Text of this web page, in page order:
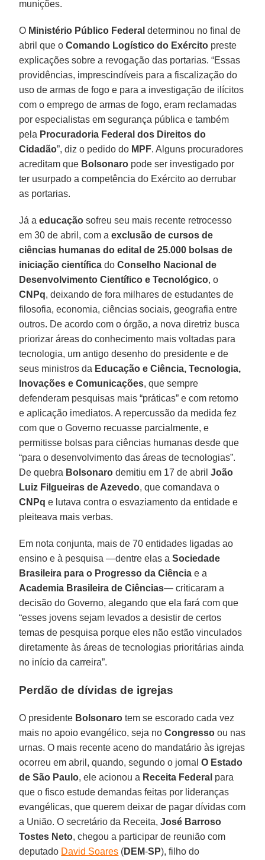
munições.
O Ministério Público Federal determinou no final de
abril que oComando Logístico do Exército preste
explicações sobre a revogação das portarias. “Essas
providências, imprescindíveis para a fiscalização do
uso de armas de fogo e para a investigação de ilícitos
com o emprego de armas de fogo, eram reclamadas
por especialistas em segurança pública e também
pela Procuradoria Federal dos Direitos do
Cidadão”, diz o pedido do MPF. Alguns procuradores
acreditam que Bolsonaro pode ser investigado por
ter usurpado a competência do Exército ao derrubar
as portarias.
Já aeducação sofreu seu mais recente retrocesso
em 30 de abril, com aexclusão de cursos de
ciências humanas do edital de 25.000 bolsas de
iniciação científica doConselho Nacional de
Desenvolvimento Científico e Tecnológico, o
CNPq, deixando de fora milhares de estudantes de
filosofia, economia, ciências sociais, geografia entre
outros. De acordo com o órgão, a nova diretriz busca
priorizar áreas do conhecimento mais voltadas para
tecnologia, um antigo desenho do presidente e de
seus ministros da Educação e Ciência, Tecnologia,
Inovações e Comunicações, que sempre
defenderam pesquisas mais “práticas” e com retorno
e aplicação imediatos. A repercussão da medida fez
com que o Governo recuasse parcialmente, e
permitisse bolsas para ciências humanas desde que
“para o desenvolvimento das áreas de tecnologias”.
De quebra Bolsonaro demitiu em 17 de abrilJoão
Luiz Filgueiras de Azevedo, que comandava o
CNPq e lutava contra o esvaziamento da entidade e
pleiteava mais verbas.
Em nota conjunta, mais de 70 entidades ligadas ao
ensino e à pesquisa —dentre elas aSociedade
Brasileira para o Progresso da Ciência e a
Academia Brasileira de Ciências— criticaram a
decisão do Governo, alegando que ela fará com que
“esses jovens sejam levados a desistir de certos
temas de pesquisa porque eles não estão vinculados
diretamente às áreas de tecnologias prioritárias ainda
no início da carreira”.
Perdão de dívidas de igrejas
O presidente Bolsonaro tem se escorado cada vez
mais no apoio evangélico, seja noCongresso ou nas
urnas. O mais recente aceno do mandatário às igrejas
ocorreu em abril, quando, segundo o jornalO Estado
de São Paulo, ele acionou a Receita Federal para
que o fisco estude demandas feitas por lideranças
evangélicas, que querem deixar de pagar dívidas com
a União. O secretário da Receita,José Barroso
Tostes Neto, chegou a participar de reunião com
deputado David Soares (DEM-SP), filho do